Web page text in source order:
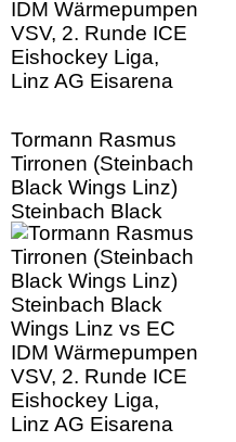
Tormann Rasmus
Tirronen (Steinbach
Black Wings Linz)
Steinbach Black
Wings Linz vs EC
IDM Wärmepumpen
VSV, 2. Runde ICE
Eishockey Liga,
Linz AG Eisarena